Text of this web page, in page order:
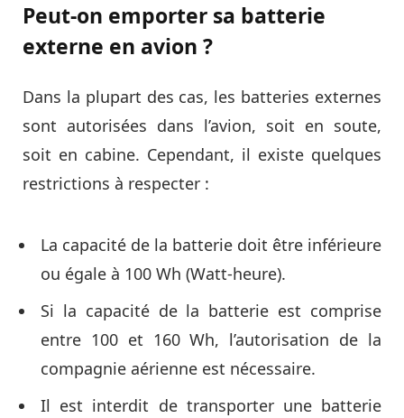
Peut-on emporter sa batterie
externe en avion ?
Dans la plupart des cas, les batteries externes
sont autorisées dans l’avion, soit en soute,
soit en cabine. Cependant, il existe quelques
restrictions à respecter :
La capacité de la batterie doit être inférieure
ou égale à 100 Wh (Watt-heure).
Si la capacité de la batterie est comprise
entre 100 et 160 Wh, l’autorisation de la
compagnie aérienne est nécessaire.
Il est interdit de transporter une batterie